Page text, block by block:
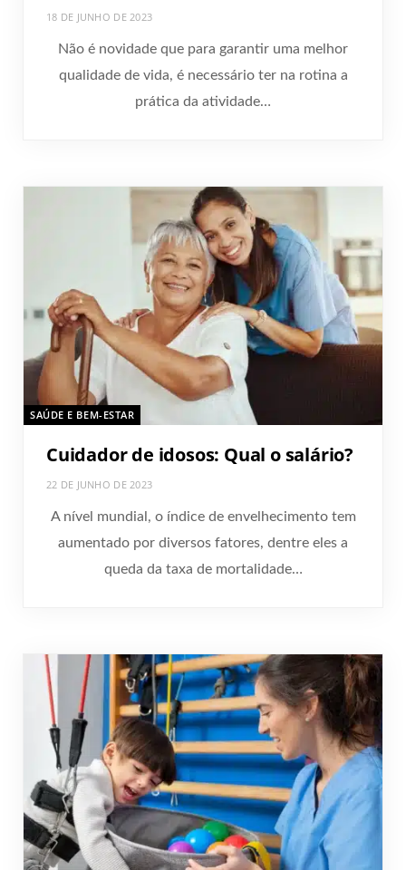
18 DE JUNHO DE 2023
Não é novidade que para garantir uma melhor
qualidade de vida, é necessário ter na rotina a
prática da atividade…
SAÚDE E BEM-ESTAR
Cuidador de idosos: Qual o salário?
22 DE JUNHO DE 2023
A nível mundial, o índice de envelhecimento tem
aumentado por diversos fatores, dentre eles a
queda da taxa de mortalidade…